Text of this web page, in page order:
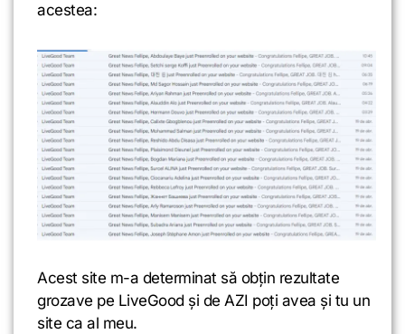
acestea:
Acest site m-a determinat să obțin rezultate
grozave pe LiveGood și de AZI poți avea și tu un
site ca al meu.